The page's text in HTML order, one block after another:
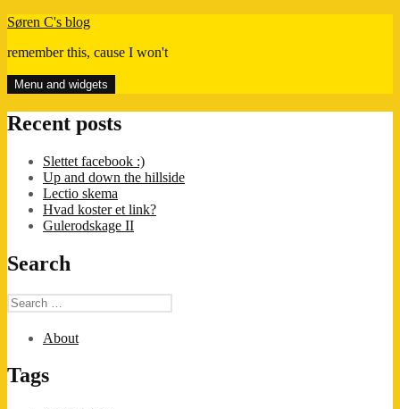
Skip
content
Søren C's blog
remember this, cause I won't
Menu and widgets
Recent posts
Slettet facebook :)
Up and down the hillside
Lectio skema
Hvad koster et link?
Gulerodskage II
Search
Search
for:
About
Tags